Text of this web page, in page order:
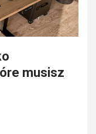
musisz